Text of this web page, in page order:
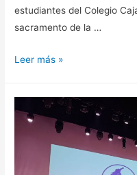
estudiantes del Colegio
sacramento de la …
Leer más »